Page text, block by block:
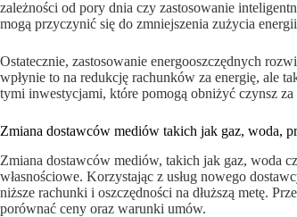
zależności od pory dnia czy zastosowanie
mogą przyczynić się do zmniejszenia zużycia
Ostatecznie, zastosowanie energooszczędnych
wpłynie to na redukcję rachunków za energię, ale
tymi inwestycjami, które pomogą obniżyć czynsz za
Zmiana dostawców mediów takich jak gaz, woda,
Zmiana dostawców mediów, takich jak gaz, woda
własnościowe. Korzystając z usług nowego
niższe rachunki i oszczędności na dłuższą metę.
porównać ceny oraz warunki umów.